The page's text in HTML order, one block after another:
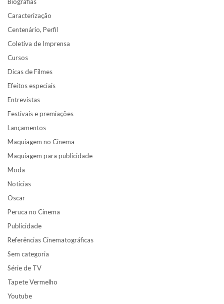
Caracterização
Centenário, Perfil
Coletiva de Imprensa
Cursos
Dicas de Filmes
Efeitos especiais
Entrevistas
Festivais e premiações
Lançamentos
Maquiagem no Cinema
Maquiagem para publicidade
Moda
Notícias
Oscar
Peruca no Cinema
Publicidade
Referências Cinematográficas
Sem categoria
Série de TV
Tapete Vermelho
Youtube